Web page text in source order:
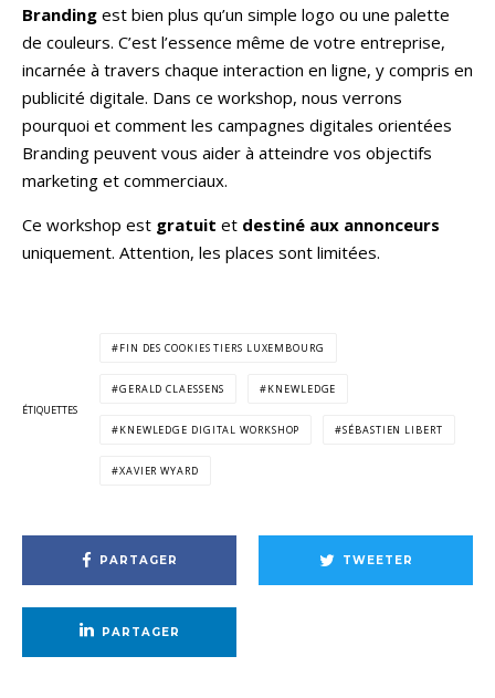
Branding est bien plus qu’un simple logo ou une palette
de couleurs. C’est l’essence même de votre entreprise,
incarnée à travers chaque interaction en ligne, y compris en
publicité digitale. Dans ce workshop, nous verrons
pourquoi et comment les campagnes digitales orientées
Branding peuvent vous aider à atteindre vos objectifs
marketing et commerciaux.
Ce workshop est gratuit et destiné aux annonceurs
uniquement. Attention, les places sont limitées.
ÉTIQUETTES
FIN DES COOKIES TIERS LUXEMBOURG
GERALD CLAESSENS KNEWLEDGE
KNEWLEDGE DIGITAL WORKSHOP SÉBASTIEN LIBERT
XAVIER WYARD
PARTAGER TWEETER
PARTAGER